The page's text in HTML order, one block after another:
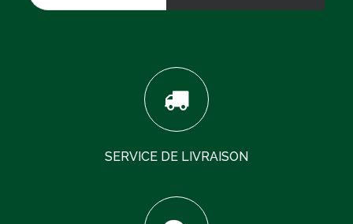
SERVICE DE LIVRAISON